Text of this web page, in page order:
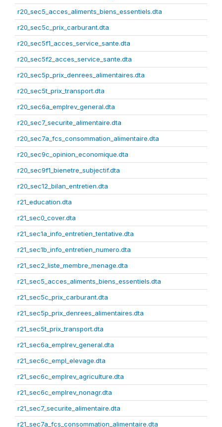
r20_sec5_acces_aliments_biens_essentiels.dta
r20_sec5c_prix_carburant.dta
r20_sec5f1_acces_service_sante.dta
r20_sec5f2_acces_service_sante.dta
r20_sec5p_prix_denrees_alimentaires.dta
r20_sec5t_prix_transport.dta
r20_sec6a_emplrev_general.dta
r20_sec7_securite_alimentaire.dta
r20_sec7a_fcs_consommation_alimentaire.dta
r20_sec9c_opinion_economique.dta
r20_sec9f1_bienetre_subjectif.dta
r20_sec12_bilan_entretien.dta
r21_education.dta
r21_sec0_cover.dta
r21_sec1a_info_entretien_tentative.dta
r21_sec1b_info_entretien_numero.dta
r21_sec2_liste_membre_menage.dta
r21_sec5_acces_aliments_biens_essentiels.dta
r21_sec5c_prix_carburant.dta
r21_sec5p_prix_denrees_alimentaires.dta
r21_sec5t_prix_transport.dta
r21_sec6a_emplrev_general.dta
r21_sec6c_empl_elevage.dta
r21_sec6c_emplrev_agriculture.dta
r21_sec6c_emplrev_nonagr.dta
r21_sec7_securite_alimentaire.dta
r21_sec7a_fcs_consommation_alimentaire.dta